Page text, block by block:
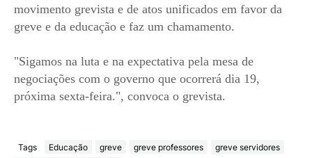
movimento grevista e de atos unificados em favor da
greve e da educação e faz um chamamento.
"Sigamos na luta e na expectativa pela mesa de
negociações com o governo que ocorrerá dia 19,
próxima sexta-feira.", convoca o grevista.
Tags Educação greve greve professores
greve servidores